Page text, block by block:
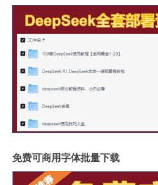
免费可商用字体批量下载